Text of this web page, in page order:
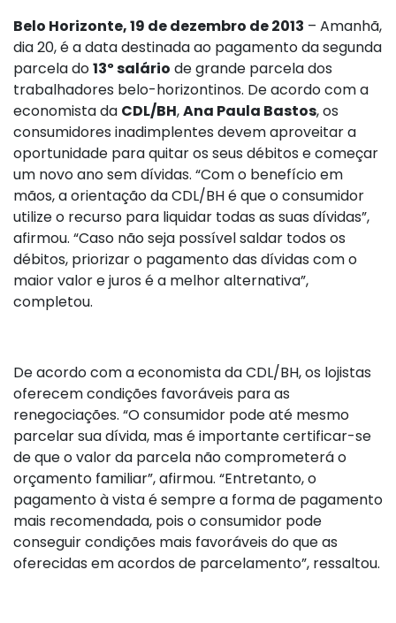
Belo Horizonte, 19 de dezembro de 2013 – Amanhã,
dia 20, é a data destinada ao pagamento da segunda
parcela do13º salário de grande parcela dos
trabalhadores belo-horizontinos. De acordo com a
economista da CDL/BH,Ana Paula Bastos, os
consumidores inadimplentes devem aproveitar a
oportunidade para quitar os seus débitos e começar
um novo ano sem dívidas. “Com o benefício em
mãos, a orientação da CDL/BH é que o consumidor
utilize o recurso para liquidar todas as suas dívidas”,
afirmou. “Caso não seja possível saldar todos os
débitos, priorizar o pagamento das dívidas com o
maior valor e juros é a melhor alternativa”,
completou.
De acordo com a economista da CDL/BH, os lojistas
oferecem condições favoráveis para as
renegociações. “O consumidor pode até mesmo
parcelar sua dívida, mas é importante certificar-se
de que o valor da parcela não comprometerá o
orçamento familiar”, afirmou. “Entretanto, o
pagamento à vista é sempre a forma de pagamento
mais recomendada, pois o consumidor pode
conseguir condições mais favoráveis do que as
oferecidas em acordos de parcelamento”, ressaltou.